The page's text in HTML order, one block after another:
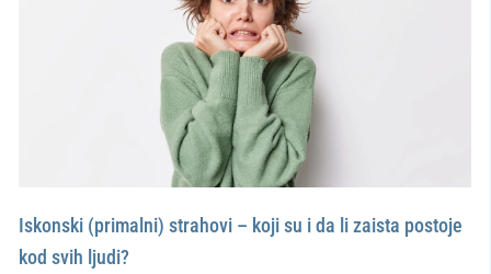
Iskonski (primalni) strahovi – koji su i da li zaista postoje
kod svih ljudi?